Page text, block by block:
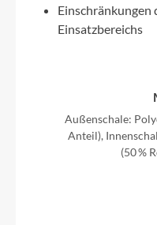
Einschränkungen
Einsatzbereichs
Außenschale:
Anteil),
(50 %